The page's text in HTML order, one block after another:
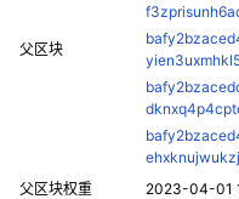
父区块
父区块权重
2023-04-01